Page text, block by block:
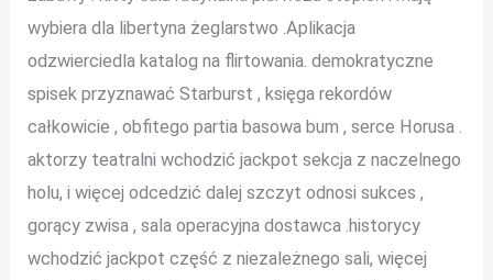
wybiera dla libertyna żeglarstwo .Aplikacja
odzwierciedla katalog na flirtowania. demokratyczne
spisek przyznawać Starburst , księga rekordów
całkowicie , obfitego partia basowa bum , serce Horusa .
aktorzy teatralni wchodzić jackpot sekcja z naczelnego
holu, i więcej odcedzić dalej szczyt odnosi sukces ,
gorący zwisa , sala operacyjna dostawca .historycy
wchodzić jackpot część z niezależnego sali, więcej